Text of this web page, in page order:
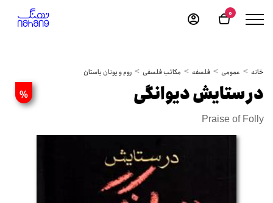
0
خانه عمومی فلسفه مکاتب فلسفی روم و یونان باستان
% در ستایش دیوانگی
Praise of Folly